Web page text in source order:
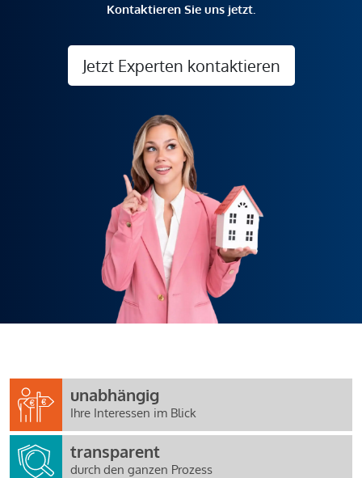
Kontaktieren Sie uns jetzt.
Jetzt Experten kontaktieren
unabhängig
Ihre Interessen im Blick
transparent
durch den ganzen Prozess